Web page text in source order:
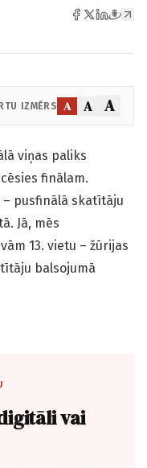
IZMĒRS A A A
viņas paliks
finālam.
pusfinālā skatītāju
Jā, mēs
13. vietu – žūrijas
balsojumā
vai